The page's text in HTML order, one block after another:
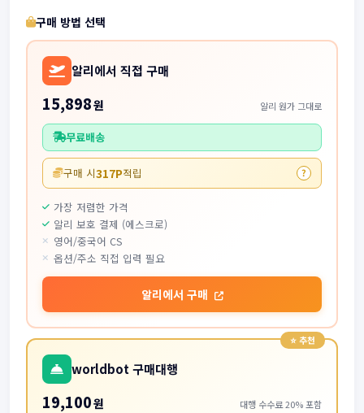
구매 방법 선택
알리에서 직접 구매
15,898원 알리 원가 그대로
무료배송
구매 시317P적립 ?
가장 저렴한 가격
알리 보호 결제 (에스크로)
영어/중국어 CS
옵션/주소 직접 입력 필요
알리에서 구매
worldbot 구매대행
19,100원 대행 수수료 20% 포함